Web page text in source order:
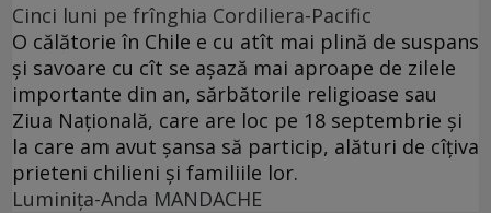
Cinci luni pe frînghia Cordiliera-Pacific
O călătorie în Chile e cu atît mai plină de suspans
şi savoare cu cît se aşază mai aproape de zilele
importante din an, sărbătorile religioase sau
Ziua Naţională, care are loc pe 18 septembrie şi
la care am avut şansa să particip, alături de cîţiva
prieteni chilieni şi familiile lor.
Luminiţa-Anda MANDACHE